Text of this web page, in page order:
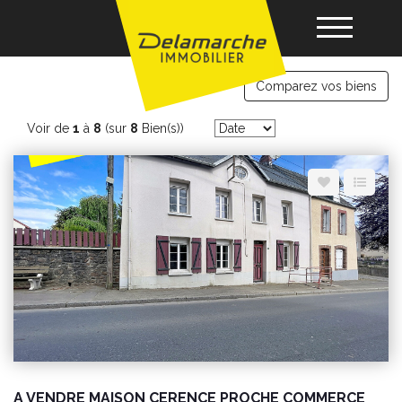
Louer
Vendre
Gérance
Nos agences
immobilier Cerences
Comparez vos biens
Voir de 1 à 8 (sur 8 Bien(s))
A VENDRE MAISON CERENCE PROCHE COMMERCE